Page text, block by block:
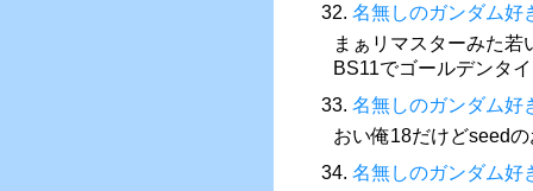
32. 名無しのガンダム好
まぁリマスターみた若
BS11でゴールデンタ
33. 名無しのガンダム好
おい俺18だけどseed
34. 名無しのガンダム好